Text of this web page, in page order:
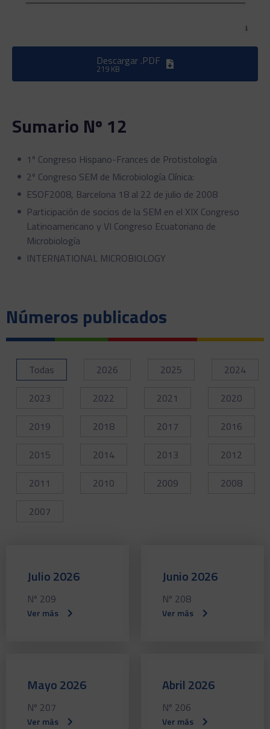
Descargar .PDF
219 KB
Sumario Nº 12
1º Congreso Hispano-Frances de Protistología
2º Congreso SEM de Microbiología Clínica:
ESOF2008, Barcelona 18 al 22 de julio de 2008
Participación de socios de la SEM en el XIX Congreso
Latinoamericano y VI Congreso Ecuatoriano de
Microbiología
INTERNATIONAL MICROBIOLOGY
Números publicados
Todas 2026 2025
2024
2023
2022 2021
2020
2019
2018 2017
2016
2015
2014 2013
2012
2011
2010 2009
2008
2007
Julio 2026
Nº 209
Ver más
Junio 2026
Nº 208
Ver más
Mayo 2026
Nº 207
Ver más
Abril 2026
Nº 206
Ver más